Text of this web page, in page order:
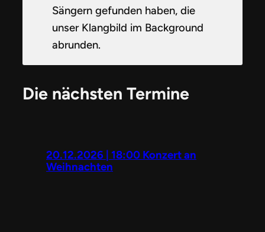
Sängern gefunden haben, die
unser Klangbild im Background
abrunden.
Die nächsten Termine
20.12.2026 | 18:00 Konzert an
Weihnachten